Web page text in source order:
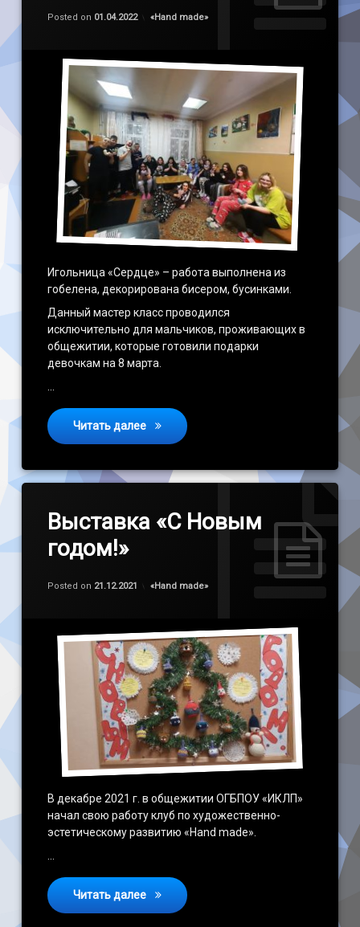
Posted on 01.04.2022
Обновлено на
by admin
Категории:
«Наnd made»
Игольница «Сердце» – работа выполнена из
гобелена, декорирована бисером, бусинками.
Данный мастер класс проводился
исключительно для мальчиков, проживающих в
общежитии, которые готовили подарки
девочкам на 8 марта.
Читать далее Мастер класс «Игольница «Сердце»
Выставка «С Новым
годом!»
Posted on 21.12.2021
Обновлено на
by admin
Категории:
«Наnd made»
В декабре 2021 г. в общежитии ОГБПОУ «ИКЛП»
начал свою работу клуб по художественно-
эстетическому развитию «Hand made».
Читать далее Выставка «С Новым годом!»